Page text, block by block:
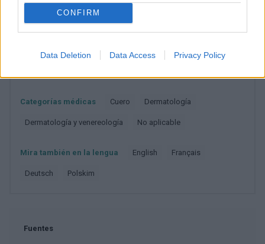
CONFIRM
Data Deletion Data Access Privacy Policy
RELACIONADO
Temas Arrugas Cara Envejecimiento
Examen múltiple Microbioma
Categorías médicas Cuero Dermatología
Dermatología y venereología No aplicable
Mira también en la lengua english français
deutsch polskim
Fuentes